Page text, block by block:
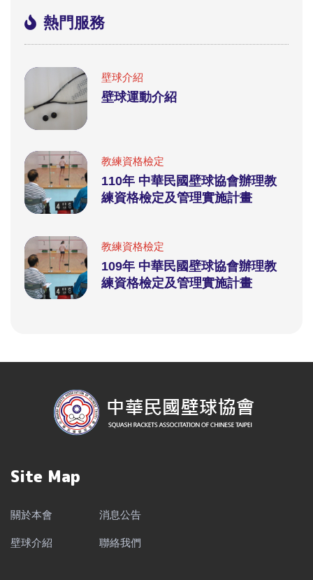
熱門服務
壁球介紹
壁球運動介紹
教練資格檢定
110年 中華民國壁球協會辦理教
練資格檢定及管理實施計畫
教練資格檢定
109年 中華民國壁球協會辦理教
練資格檢定及管理實施計畫
Site Map
關於本會
消息公告
壁球介紹
聯絡我們